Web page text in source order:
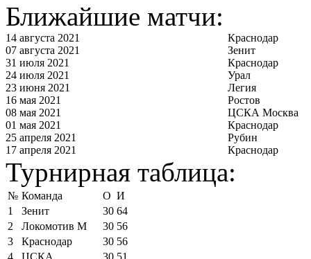
Ближайшие матчи:
14 августа 2021
Краснодар
07 августа 2021
Зенит
31 июля 2021
Краснодар
24 июля 2021
Урал
23 июня 2021
Легия
16 мая 2021
Ростов
08 мая 2021
ЦСКА Москва
01 мая 2021
Краснодар
25 апреля 2021
Рубин
17 апреля 2021
Краснодар
Турнирная таблица:
№ Команда О И
1
Зенит 30 64
2
Локомотив М 30 56
3
Краснодар 30 56
4
ЦСКА 30 51